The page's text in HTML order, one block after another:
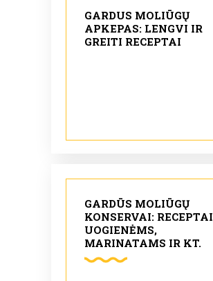
GARDUS MOLIŪGŲ
APKEPAS: LENGVI IR
GREITI RECEPTAI
GARDŪS MOLIŪGŲ
KONSERVAI: RECEPTAI
UOGIENĖMS,
MARINATAMS IR KT.